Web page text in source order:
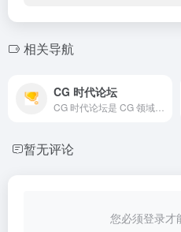
相关导航
CG 时代论坛
暂无评论
您必须登录才